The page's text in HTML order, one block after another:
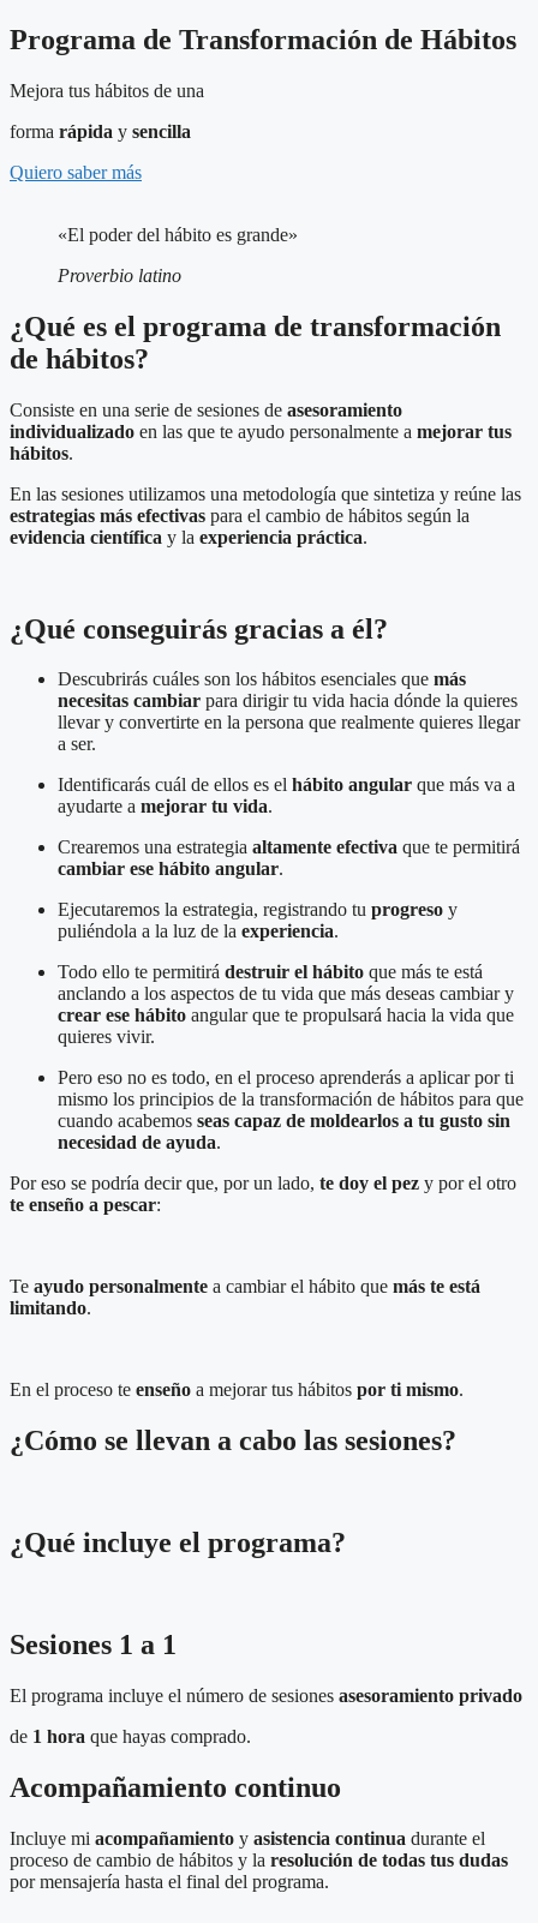
Programa de Transformación de Hábitos
Mejora tus hábitos de una
forma rápida y sencilla
Quiero saber más
«El poder del hábito es grande»
Proverbio latino
¿Qué es el programa de transformación
de hábitos?
Consiste en una serie de sesiones de asesoramiento
individualizado en las que te ayudo personalmente a mejorar tus
hábitos.
En las sesiones utilizamos una metodología que sintetiza y reúne las
estrategias más efectivas para el cambio de hábitos según la
evidencia científica y la experiencia práctica.
¿Qué conseguirás gracias a él?
Descubrirás cuáles son los hábitos esenciales que más
necesitas cambiar para dirigir tu vida hacia dónde la quieres
llevar y convertirte en la persona que realmente quieres llegar
a ser.
Identificarás cuál de ellos es el hábito angular que más va a
ayudarte a mejorar tu vida.
Crearemos una estrategia altamente efectiva que te permitirá
cambiar ese hábito angular.
Ejecutaremos la estrategia, registrando tu progreso y
puliéndola a la luz de la experiencia.
Todo ello te permitirá destruir el hábito que más te está
anclando a los aspectos de tu vida que más deseas cambiar y
crear ese hábito angular que te propulsará hacia la vida que
quieres vivir.
Pero eso no es todo, en el proceso aprenderás a aplicar por ti
mismo los principios de la transformación de hábitos para que
cuando acabemos seas capaz de moldearlos a tu gusto sin
necesidad de ayuda.
Por eso se podría decir que, por un lado, te doy el pez y por el otro
te enseño a pescar:
Te ayudo personalmente a cambiar el hábito que más te está
limitando.
En el proceso te enseño a mejorar tus hábitos por ti mismo.
¿Cómo se llevan a cabo las sesiones?
¿Qué incluye el programa?
Sesiones 1 a 1
El programa incluye el número de sesiones asesoramiento privado
de 1 hora que hayas comprado.
Acompañamiento continuo
Incluye mi acompañamiento y asistencia continua durante el
proceso de cambio de hábitos y la resolución de todas tus dudas
pormensajería hasta el final del programa.